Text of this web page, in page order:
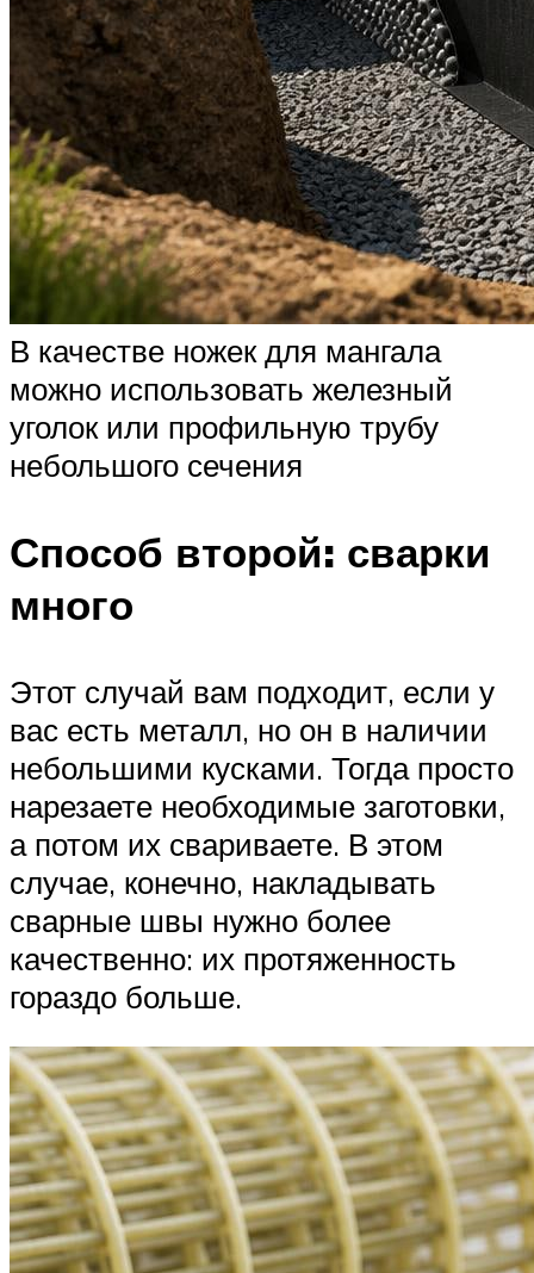
В качестве ножек для мангала
можно использовать железный
уголок или профильную трубу
небольшого сечения
Способ второй: сварки
много
Этот случай вам подходит, если у
вас есть металл, но он в наличии
небольшими кусками. Тогда просто
нарезаете необходимые заготовки,
а потом их свариваете. В этом
случае, конечно, накладывать
сварные швы нужно более
качественно: их протяженность
гораздо больше.